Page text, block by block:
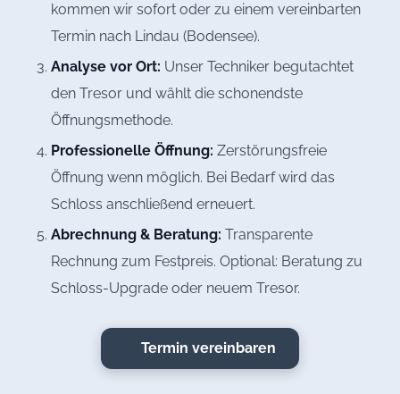
kommen wir sofort oder zu einem vereinbarten
Termin nach Lindau (Bodensee).
Analyse vor Ort: Unser Techniker begutachtet
den Tresor und wählt die schonendste
Öffnungsmethode.
Professionelle Öffnung: Zerstörungsfreie
Öffnung wenn möglich. Bei Bedarf wird das
Schloss anschließend erneuert.
Abrechnung & Beratung: Transparente
Rechnung zum Festpreis. Optional: Beratung zu
Schloss-Upgrade oder neuem Tresor.
Termin vereinbaren